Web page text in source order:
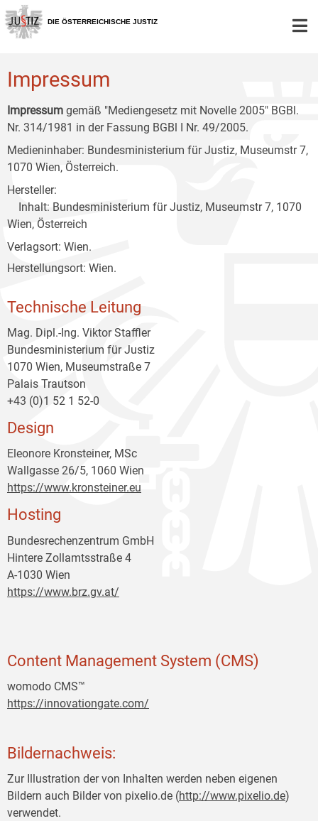
Zur
Hauptnavigation
[1]
Zum
Inhalt
[2]
Zum
Untermenü
[3]
DIE ÖSTERREICHISCHE JUSTIZ
Impressum
Impressum gemäß "Mediengesetz mit Novelle 2005" BGBl.
Nr. 314/1981 in der Fassung BGBl I Nr. 49/2005.
Medieninhaber: Bundesministerium für Justiz, Museumstr 7,
1070 Wien, Österreich.
Hersteller:
Inhalt: Bundesministerium für Justiz, Museumstr 7, 1070
Wien, Österreich
Verlagsort: Wien.
Herstellungsort: Wien.
Technische Leitung
Mag. Dipl.-Ing. Viktor Staffler
Bundesministerium für Justiz
1070 Wien, Museumstraße 7
Palais Trautson
+43 (0)1 52 1 52-0
Design
Eleonore Kronsteiner, MSc
Wallgasse 26/5, 1060 Wien
https://www.kronsteiner.eu
Hosting
Bundesrechenzentrum GmbH
Hintere Zollamtsstraße 4
A-1030 Wien
https://www.brz.gv.at/
Content Management System (CMS)
womodo CMS™
https://innovationgate.com/
Bildernachweis:
Zur Illustration der von Inhalten werden neben eigenen
Bildern auch Bilder von pixelio.de (http://www.pixelio.de)
verwendet.